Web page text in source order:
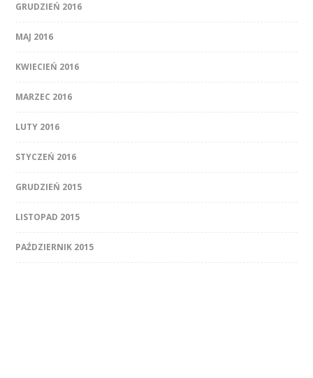
GRUDZIEŃ 2016
MAJ 2016
KWIECIEŃ 2016
MARZEC 2016
LUTY 2016
STYCZEŃ 2016
GRUDZIEŃ 2015
LISTOPAD 2015
PAŹDZIERNIK 2015